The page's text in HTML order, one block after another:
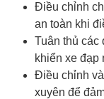
Điều chỉnh
an toàn khi
Tuân thủ các
khiển xe đạp
Điều chỉnh
xuyên để